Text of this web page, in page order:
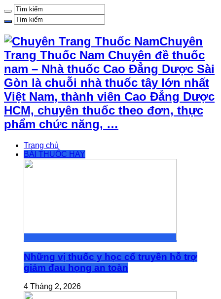
Chuyên
Trang Thuốc Nam Chuyên đề thuốc
nam – Nhà thuốc Cao Đẳng Dược Sài
Gòn là chuỗi nhà thuốc tây lớn nhất
Việt Nam, thành viên Cao Đẳng Dược
HCM, chuyên thuốc theo đơn, thực
phẩm chức năng, …
Trang chủ
BÀI THUỐC HAY
Những vị thuốc y học cổ truyền hỗ trợ
giảm đau họng an toàn
4 Tháng 2, 2026